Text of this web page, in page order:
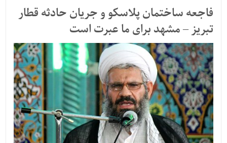
فاجعه ساختمان پلاسکو و جریان حادثه قطار
تبریز – مشهد برای ما عبرت است